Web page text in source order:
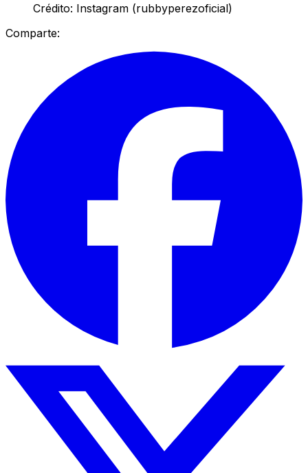
Crédito: Instagram (rubbyperezoficial)
Comparte: